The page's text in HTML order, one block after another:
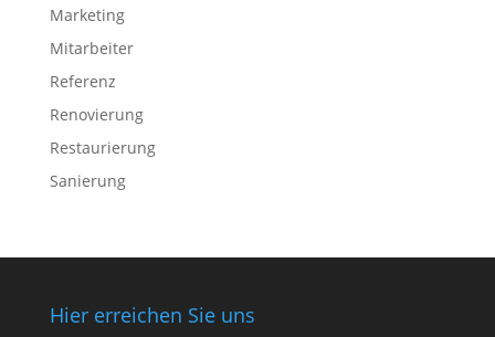
Marketing
Mitarbeiter
Referenz
Renovierung
Restaurierung
Sanierung
Hier erreichen Sie uns